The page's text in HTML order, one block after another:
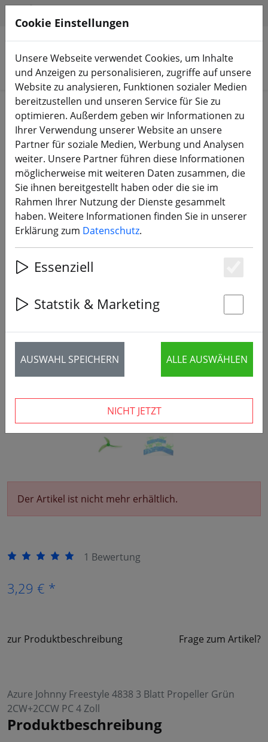
Produkte suchen
Start Propeller 4 Zoll Propeller
Azure Johnny Freestyle 4838 3 Blatt
Propeller Grün 2CW+2CCW PC 4 Zoll
‹ ›
Der Artikel ist nicht mehr erhältlich.
1 Bewertung
3,29 € *
zur Produktbeschreibung Frage zum Artikel?
Azure Johnny Freestyle 4838 3 Blatt Propeller Grün
2CW+2CCW PC 4 Zoll
Produktbeschreibung
Cookie Einstellungen
Unsere Webseite verwendet Cookies, um Inhalte
und Anzeigen zu personalisieren, zugriffe auf unsere
Website zu analysieren, Funktionen sozialer Medien
bereitzustellen und unseren Service für Sie zu
optimieren. Außerdem geben wir Informationen zu
Ihrer Verwendung unserer Website an unsere
Partner für soziale Medien, Werbung und Analysen
weiter. Unsere Partner führen diese Informationen
möglicherweise mit weiteren Daten zusammen, die
Sie ihnen bereitgestellt haben oder die sie im
Rahmen Ihrer Nutzung der Dienste gesammelt
haben. Weitere Informationen finden Sie in unserer
Erklärung zum Datenschutz.
Essenziell
Statstik & Marketing
AUSWAHL SPEICHERN ALLE AUSWÄHLEN
NICHT JETZT